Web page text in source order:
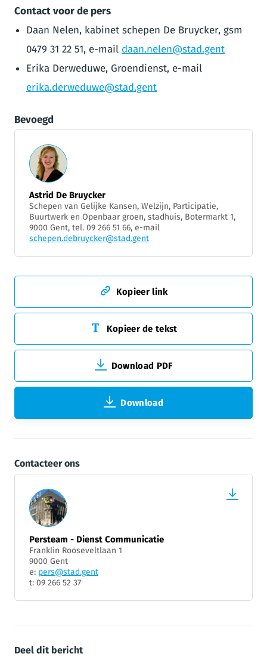
Contact voor de pers
Daan Nelen, kabinet schepen De Bruycker, gsm
0479 31 22 51, e-mail daan.nelen@stad.gent
Erika Derweduwe, Groendienst, e-mail
erika.derweduwe@stad.gent
Bevoegd
Astrid De Bruycker
Schepen van Gelijke Kansen, Welzijn, Participatie,
Buurtwerk en Openbaar groen, stadhuis, Botermarkt 1,
9000 Gent, tel. 09 266 51 66, e-mail
schepen.debruycker@stad.gent
Kopieer link
Kopieer de tekst
Download PDF
Download
Contacteer ons
Persteam - Dienst Communicatie
Franklin Rooseveltlaan 1
9000 Gent
e: pers@stad.gent
t: 09 266 52 37
Deel dit bericht